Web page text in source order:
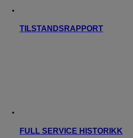
TILSTANDSRAPPORT
FULL SERVICE HISTORIKK